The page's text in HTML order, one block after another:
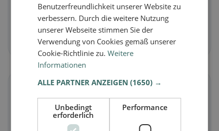
Veganoin Chamblon
Piatti vegetali e cucina vegana
Scopri ora →
🥕
Vegetarianoin Chamblon
Piatti senza carne e classici vegetariani
Benutzerfreundlichkeit unserer Website zu
verbessern. Durch die weitere Nutzung
unserer Webseite stimmen Sie der
Verwendung von Cookies gemäß unserer
Cookie-Richtlinie zu.Weitere
Informationen
ALLE PARTNER ANZEIGEN(1650) →
Unbedingt
erforderlich
Performance